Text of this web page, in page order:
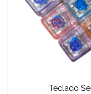
Teclado